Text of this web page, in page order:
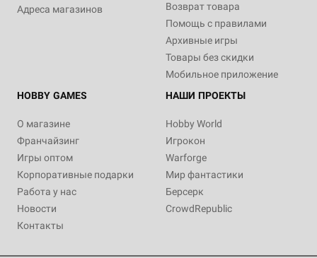
Адреса магазинов
Возврат товара
Помощь с правилами
Архивные игры
Товары без скидки
Мобильное приложение
HOBBY GAMES
О магазине
Франчайзинг
Игры оптом
Корпоративные подарки
Работа у нас
Новости
Контакты
НАШИ ПРОЕКТЫ
Hobby World
Игрокон
Warforge
Мир фантастики
Берсерк
CrowdRepublic